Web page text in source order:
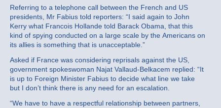
Referring to a telephone call between the French and US
presidents, Mr Fabius told reporters: “I said again to John
Kerry what Francois Hollande told Barack Obama, that this
kind of spying conducted on a large scale by the Americans on
its allies is something that is unacceptable.”
Asked if France was considering reprisals against the US,
government spokeswoman Najat Vallaud-Belkacem replied: “It
is up to Foreign Minister Fabius to decide what line we take
but I don’t think there is any need for an escalation.
“We have to have a respectful relationship between partners,